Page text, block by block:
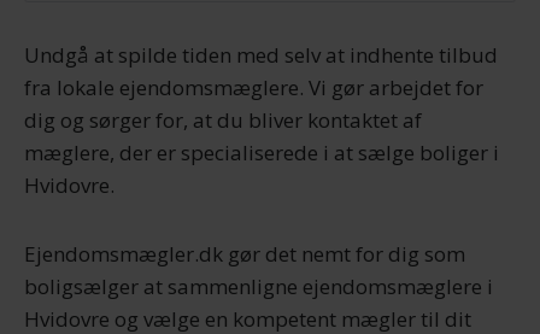
Undgå at spilde tiden med selv at indhente tilbud
fra lokale ejendomsmæglere. Vi gør arbejdet for
dig og sørger for, at du bliver kontaktet af
mæglere, der er specialiserede i at sælge boliger i
Hvidovre.
Ejendomsmægler.dk gør det nemt for dig som
boligsælger at sammenligne ejendomsmæglere i
Hvidovre og vælge en kompetent mægler til dit